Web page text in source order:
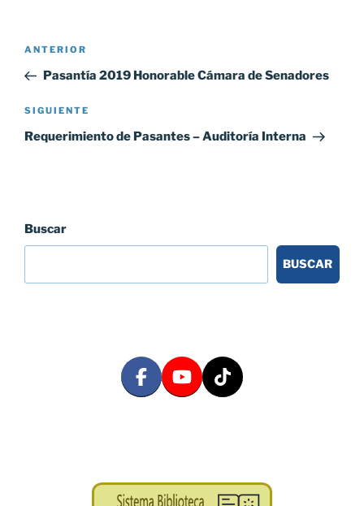
Navegación
entradas
Entrada
anterior:
ANTERIOR
Pasantía 2019 Honorable Cámara de Senadores
Siguiente
entrada
SIGUIENTE
Requerimiento de Pasantes – Auditoría Interna
Buscar
BUSCAR